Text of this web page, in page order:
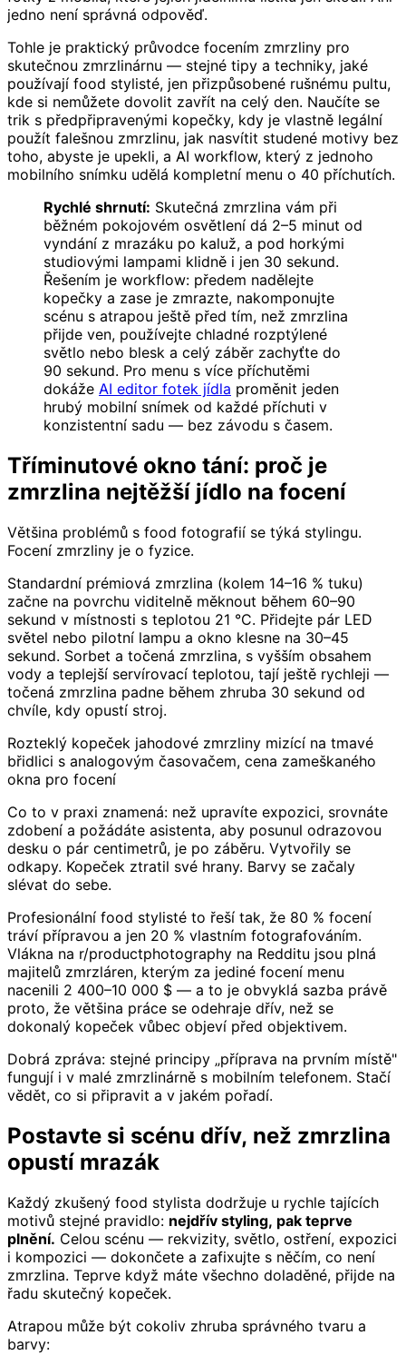
jedno není správná odpověď.
Tohle je praktický průvodce focením zmrzliny pro
skutečnou zmrzlinárnu — stejné tipy a techniky, jaké
používají food stylisté, jen přizpůsobené rušnému pultu,
kde si nemůžete dovolit zavřít na celý den. Naučíte se
trik s předpřipravenými kopečky, kdy je vlastně legální
použít falešnou zmrzlinu, jak nasvítit studené motivy bez
toho, abyste je upekli, a AI workflow, který z jednoho
mobilního snímku udělá kompletní menu o 40 příchutích.
Rychlé shrnutí: Skutečná zmrzlina vám při
běžném pokojovém osvětlení dá 2–5 minut od
vyndání z mrazáku po kaluž, a pod horkými
studiovými lampami klidně i jen 30 sekund.
Řešením je workflow: předem nadělejte
kopečky a zase je zmrazte, nakomponujte
scénu s atrapou ještě před tím, než zmrzlina
přijde ven, používejte chladné rozptýlené
světlo nebo blesk a celý záběr zachyťte do
90 sekund. Pro menu s více příchutěmi
dokáže AI editor fotek jídla proměnit jeden
hrubý mobilní snímek od každé příchuti v
konzistentní sadu — bez závodu s časem.
Tříminutové okno tání: proč je
zmrzlina nejtěžší jídlo na focení
Většina problémů s food fotografií se týká stylingu.
Focení zmrzliny je o fyzice.
Standardní prémiová zmrzlina (kolem 14–16 % tuku)
začne na povrchu viditelně měknout během 60–90
sekund v místnosti s teplotou 21 °C. Přidejte pár LED
světel nebo pilotní lampu a okno klesne na 30–45
sekund. Sorbet a točená zmrzlina, s vyšším obsahem
vody a teplejší servírovací teplotou, tají ještě rychleji —
točená zmrzlina padne během zhruba 30 sekund od
chvíle, kdy opustí stroj.
Rozteklý kopeček jahodové zmrzliny mizící na tmavé
břidlici s analogovým časovačem, cena zameškaného
okna pro focení
Co to v praxi znamená: než upravíte expozici, srovnáte
zdobení a požádáte asistenta, aby posunul odrazovou
desku o pár centimetrů, je po záběru. Vytvořily se
odkapy. Kopeček ztratil své hrany. Barvy se začaly
slévat do sebe.
Profesionální food stylisté to řeší tak, že 80 % focení
tráví přípravou a jen 20 % vlastním fotografováním.
Vlákna na r/productphotography na Redditu jsou plná
majitelů zmrzláren, kterým za jediné focení menu
nacenili 2 400–10 000 $ — a to je obvyklá sazba právě
proto, že většina práce se odehraje dřív, než se
dokonalý kopeček vůbec objeví před objektivem.
Dobrá zpráva: stejné principy „příprava na prvním místě"
fungují i v malé zmrzlinárně s mobilním telefonem. Stačí
vědět, co si připravit a v jakém pořadí.
Postavte si scénu dřív, než zmrzlina
opustí mrazák
Každý zkušený food stylista dodržuje u rychle tajících
motivů stejné pravidlo: nejdřív styling, pak teprve
plnění. Celou scénu — rekvizity, světlo, ostření, expozici
i kompozici — dokončete a zafixujte s něčím, co není
zmrzlina. Teprve když máte všechno doladěné, přijde na
řadu skutečný kopeček.
Atrapou může být cokoliv zhruba správného tvaru a
barvy: